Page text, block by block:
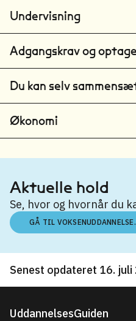
Undervisning
Adgangskrav og
Du kan selv
Økonomi
Aktuelle hold
Se, hvor og hvornår du
GÅ TIL
Senest opdateret 16. juli
UddannelsesGuiden